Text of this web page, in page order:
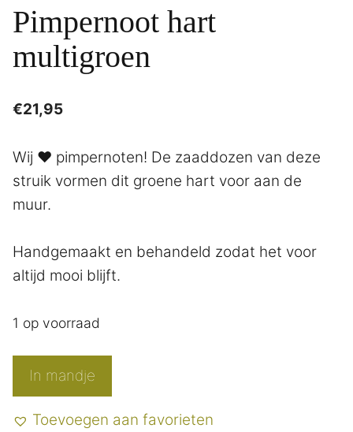
Pimpernoot hart
multigroen
€21,95
Wij ♥ pimpernoten! De zaaddozen van deze
struik vormen dit groene hart voor aan de
muur.
Handgemaakt en behandeld zodat het voor
altijd mooi blijft.
1 op voorraad
Pimpernoot
multigroen
In mandje
Toevoegen aan favorieten